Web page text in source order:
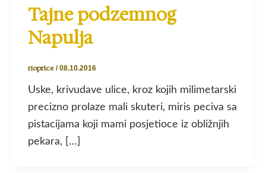
Tajne podzemnog
Napulja
rioprice /08.10.2016
Uske, krivudave ulice, kroz kojih milimetarski
precizno prolaze mali skuteri, miris peciva sa
pistacijama koji mami posjetioce iz obližnjih
pekara, […]